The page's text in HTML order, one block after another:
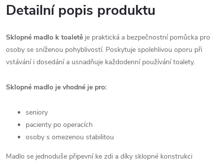
Detailní popis produktu
Sklopné madlo k toaletě je praktická a bezpečnostní pomůcka pro
osoby se sníženou pohyblivostí. Poskytuje spolehlivou oporu při
vstávání i dosedání a usnadňuje každodenní používání toalety.
Sklopné madlo je vhodné je pro:
seniory
pacienty po operacích
osoby s omezenou stabilitou
Madlo se jednoduše připevní ke zdi a díky sklopné konstrukci